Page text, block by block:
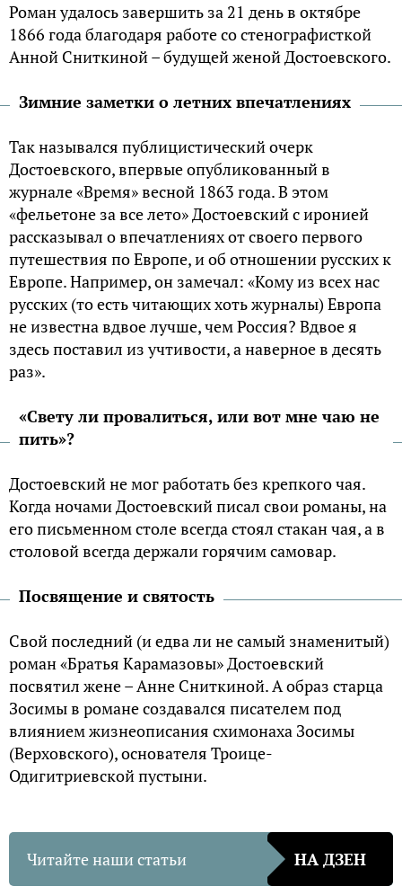
Роман удалось завершить за 21 день в октябре
1866 года благодаря работе со стенографисткой
Анной Сниткиной – будущей женой Достоевского.
Зимние заметки о летних впечатлениях
Так назывался публицистический очерк
Достоевского, впервые опубликованный в
журнале «Время» весной 1863 года. В этом
«фельетоне за все лето» Достоевский с иронией
рассказывал о впечатлениях от своего первого
путешествия по Европе, и об отношении русских к
Европе. Например, он замечал: «Кому из всех нас
русских (то есть читающих хоть журналы) Европа
не известна вдвое лучше, чем Россия? Вдвое я
здесь поставил из учтивости, а наверное в десять
раз».
«Свету ли провалиться, или вот мне чаю не
пить»?
Достоевский не мог работать без крепкого чая.
Когда ночами Достоевский писал свои романы, на
его письменном столе всегда стоял стакан чая, а в
столовой всегда держали горячим самовар.
Посвящение и святость
Свой последний (и едва ли не самый знаменитый)
роман «Братья Карамазовы» Достоевский
посвятил жене – Анне Сниткиной. А образ старца
Зосимы в романе создавался писателем под
влиянием жизнеописания схимонаха Зосимы
(Верховского), основателя Троице-
Одигитриевской пустыни.
Читайте наши статьи НА ДЗЕН